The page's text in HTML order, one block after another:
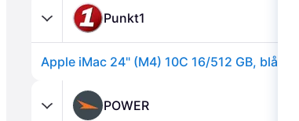
Punkt1
Apple iMac 24" (M4) 10C 16/512 GB, blå.
POWER